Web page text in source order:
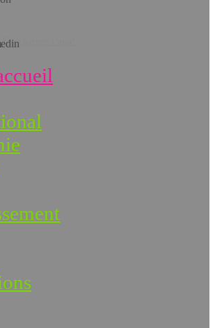
Téléchargez l’app!